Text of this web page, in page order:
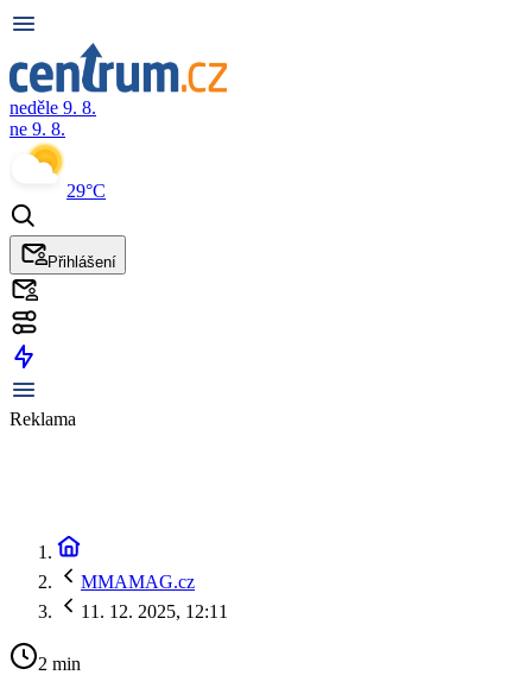
neděle 9. 8.
ne 9. 8.
29°C
Přihlášení
Reklama
MMAMAG.cz
11. 12. 2025, 12:11
2 min